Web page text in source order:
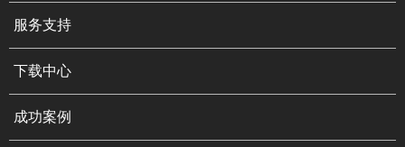
服务支持
下载中心
成功案例